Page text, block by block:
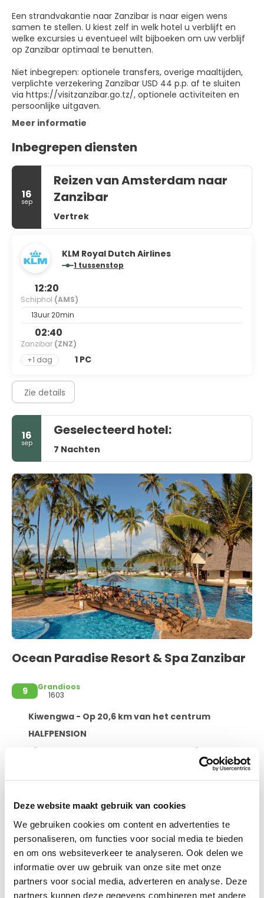
Deze website maakt gebruik van cookies
We gebruiken cookies om content en advertenties te
personaliseren, om functies voor social media te bieden
en om ons websiteverkeer te analyseren. Ook delen we
informatie over uw gebruik van onze site met onze
partners voor social media, adverteren en analyse. Deze
partners kunnen deze gegevens combineren met andere
Een strandvakantie naar Zanzibar is naar eigen wens
samen te stellen. U kiest zelf in welk hotel u verblijft en
welke excursies u eventueel wilt bijboeken om uw verblijf
op Zanzibar optimaal te benutten.
Niet inbegrepen: optionele transfers, overige maaltijden,
verplichte verzekering Zanzibar USD 44 p.p. af te sluiten
via https://visitzanzibar.go.tz/, optionele activiteiten en
persoonlijke uitgaven.
Meer informatie
Inbegrepen diensten
16
sep
Reizen van Amsterdam naar
Zanzibar
Vertrek
KLM Royal Dutch Airlines
1 tussenstop
12:20
Schiphol (AMS)
13uur 20min
02:40
Zanzibar (ZNZ)
+1 dag
1 PC
Zie details
16
sep
Geselecteerd hotel:
7 Nachten
Ocean Paradise Resort & Spa Zanzibar
9
Grandioos
1603
Kiwengwa - Op 20,6 km van het centrum
HALFPENSION
Kiwengwa Beach, North East Coast, Kiwengwa
Standaard tweepersoonskamer, 1 tweepersoonsbed, uitzicht op tuin, tuin
de zee, op een kwartiertje rijden van Mapenzi Beach en
Muyuni Beach. Dit resort bij het strand ligt op 2,7 km van
Kiwengwa Beach en op 29,3 km van Nungwi Beach.
Ontspan met massages, lichaamsbehandelingen en
gezichtsbehandelingen wanneer je de volledig uitgeruste
spa bezoekt. Profiteer van recreatieve voorzieningen zoals
een buitenzwembad, een stoombad en fitnessfaciliteiten.
Meer informatie